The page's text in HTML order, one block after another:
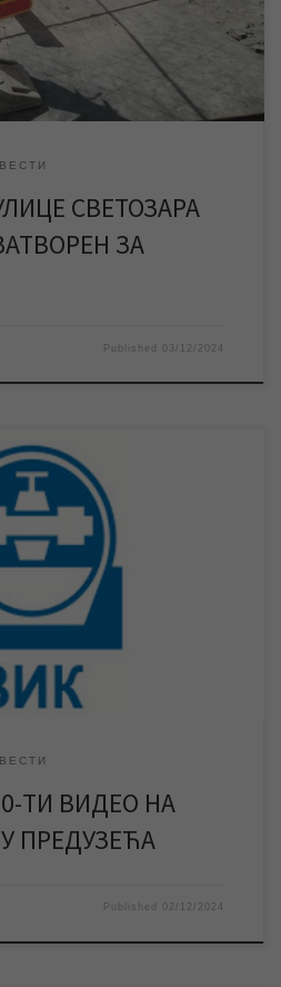
водоводној мрежи у улици
центру града. […]
СВЕТОЗАРА
ЗА
Published 03/12/2024
наш јутјуб канал Vodovod i
још један мали јубилеј –
каналу. Десет година након
и пословних комуникација и
предузећа, наш јутјуб канал
обележава један мали јубилеј
ТИ ВИДЕО НА
ПРЕДУЗЕЋА
Published 02/12/2024